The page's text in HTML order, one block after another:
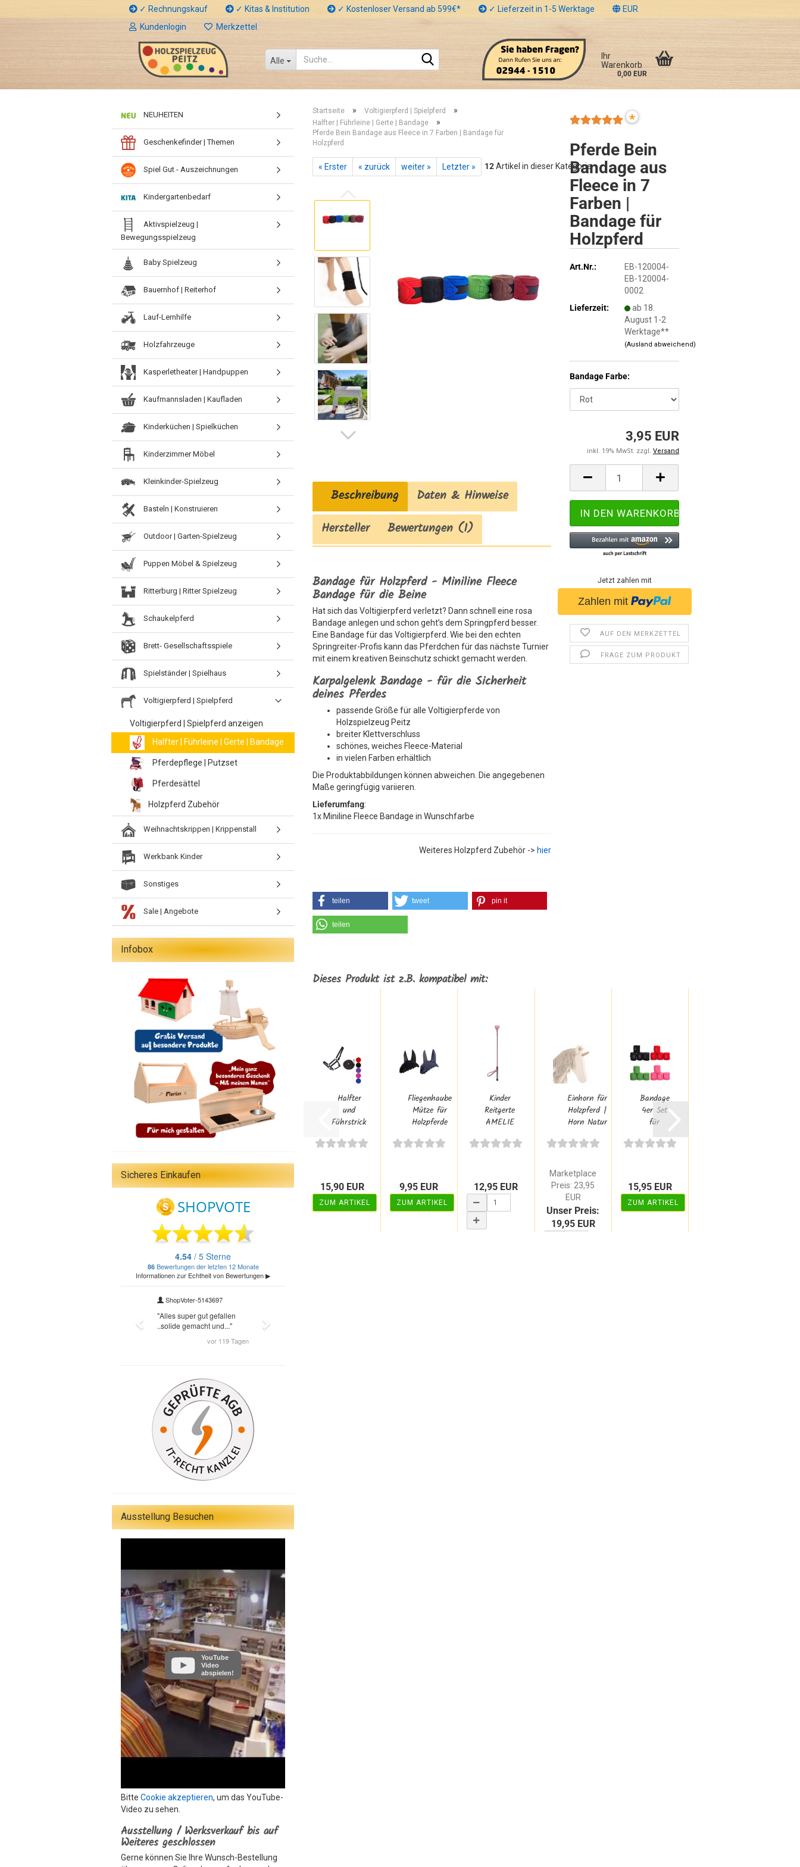
✓ Rechnungskauf ✓ Kitas & Institution ✓ Kostenloser Versand ab 599€* ✓ Lieferzeit in 1-5 Werktage
EUR
Kundenlogin
Merkzettel
Alle
Ihr
Warenkorb
0,00 EUR
Startseite » Voltigierpferd | Spielpferd »
Halfter | Führleine | Gerte | Bandage »
Pferde Bein Bandage aus Fleece in 7 Farben | Bandage für
Holzpferd
« Erster « zurück weiter » Letzter » 12Artikel in dieser Kategorie
*
Pferde Bein
Bandage aus
Fleece in 7
Farben |
Bandage für
Holzpferd
Art.Nr.:
EB-120004-
EB-120004-
0002
Lieferzeit:
ab 18.
August 1-2
Werktage**
(Ausland abweichend)
Bandage Farbe:
3,95 EUR
inkl. 19% MwSt. zzgl. Versand
Jetzt zahlen mit
AUF DEN MERKZETTEL
FRAGE ZUM PRODUKT
Beschreibung
Daten & Hinweise
Hersteller
Bewertungen (1)
Bandage für Holzpferd - Miniline Fleece
Bandage für die Beine
Hat sich das Voltigierpferd verletzt? Dann schnell eine rosa
Bandage anlegen und schon geht’s dem Springpferd besser.
Eine Bandage für das Voltigierpferd. Wie bei den echten
Springreiter-Profis kann das Pferdchen für das nächste Turnier
mit einem kreativen Beinschutz schickt gemacht werden.
Karpalgelenk Bandage - für die Sicherheit
deines Pferdes
passende Größe für alle Voltigierpferde von
Holzspielzeug Peitz
breiter Klettverschluss
schönes, weiches Fleece-Material
in vielen Farben erhältlich
Die Produktabbildungen können abweichen. Die angegebenen
Maße geringfügig variieren.
Lieferumfang:
1x Miniline Fleece Bandage in Wunschfarbe
Weiteres Holzpferd Zubehör -> hier
teilen tweet pin it
teilen
Dieses Produkt ist z.B. kompatibel mit:
Halfter
und
Führstrick
Holzpferd...
15,90 EUR
ZUM ARTIKEL
Fliegenhaube
Mütze für
Holzpferde
9,95 EUR
ZUM ARTIKEL
Kinder
Reitgerte
AMELIE
mit
12,95 EUR
Einhorn für
Holzpferd |
Horn Natur
Prinzessinnen...
Marketplace
Preis: 23,95
EUR
Unser Preis:
19,95 EUR
Bandage
4er Set
für
|
15,95 EUR
ZUM ARTIKEL
NEUHEITEN
Geschenkefinder | Themen
Spiel Gut - Auszeichnungen
Kindergartenbedarf
Aktivspielzeug |
Bewegungsspielzeug
Baby Spielzeug
Bauernhof | Reiterhof
Lauf-Lernhilfe
Holzfahrzeuge
Kasperletheater | Handpuppen
Kaufmannsladen | Kaufladen
Kinderküchen | Spielküchen
Kinderzimmer Möbel
Kleinkinder-Spielzeug
Basteln | Konstruieren
Outdoor | Garten-Spielzeug
Puppen Möbel & Spielzeug
Ritterburg | Ritter Spielzeug
Schaukelpferd
Brett- Gesellschaftsspiele
Spielständer | Spielhaus
Voltigierpferd | Spielpferd
Voltigierpferd | Spielpferd anzeigen
Halfter | Führleine | Gerte | Bandage
Pferdepflege | Putzset
Pferdesättel
Holzpferd Zubehör
Weihnachtskrippen | Krippenstall
Werkbank Kinder
Sonstiges
Sale | Angebote
Infobox
Sicheres Einkaufen
Ausstellung Besuchen
YouTube
Video
abspielen!
Bitte Cookie akzeptieren, um das YouTube-
Video zu sehen.
Ausstellung / Werksverkauf bis auf
Weiteres geschlossen
Gerne können Sie Ihre Wunsch-Bestellung